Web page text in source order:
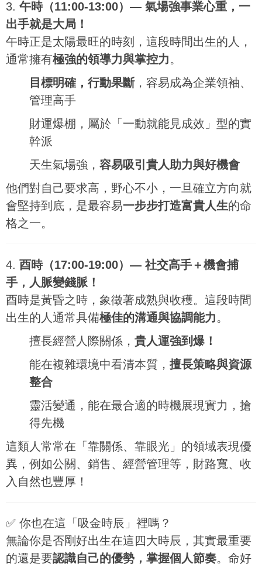
3. 午時（11:00-13:00）— 氣場強事業心重，一
出手就是大局！
午時正是太陽最旺的時刻，這段時間出生的人，
通常擁有極強的領導力與掌控力。
目標明確，行動果斷，容易成為企業領袖、
管理高手
財運爆棚，屬於「一動就能見成效」型的實
幹派
天生氣場強， 容易吸引貴人助力與好機會
他們對自己要求高，野心不小，一旦確立方向就
會堅持到底，是最容易一步步打造富貴人生的命
格之一。
4. 酉時（17:00-19:00）— 社交高手＋機會捕
手，人脈變錢脈！
酉時是黃昏之時，象徵著成熟與收穫。這段時間
出生的人通常具備極佳的溝通與協調能力。
擅長經營人際關係， 貴人運強到爆！
能在複雜環境中看清本質， 擅長策略與資源
整合
靈活變通，能在最合適的時機展現實力，搶
得先機
這類人常常在「靠關係、靠眼光」的領域表現優
異，例如公關、銷售、經營管理等，財路寬、收
入自然也豐厚！
✅ 你也在這「吸金時辰」裡嗎？
無論你是否剛好出生在這四大時辰，其實最重要
的還是要認識自己的優勢，掌握個人節奏。命好